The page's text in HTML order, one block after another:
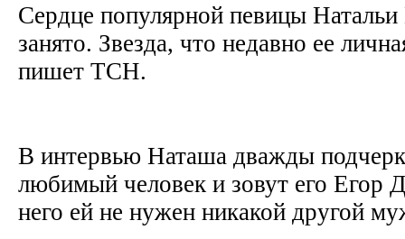
Сердце популярной певицы
занято. Звезда, что недавно ее
пишет ТСН.
В интервью Наташа дважды
любимый человек и зовут его Егор
него ей не нужен никакой другой